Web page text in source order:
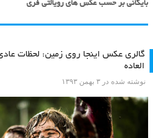
بایگانی بر حسب عکس های رویالتی فری
گالری عکس اینجا روی زمین: لحظات
العاده
نوشته شده در ۳ بهمن ۱۳۹۳